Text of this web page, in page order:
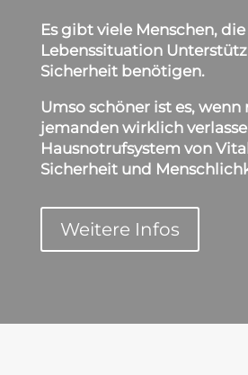
Es gibt viele Menschen,
Lebenssituation
Sicherheit benötigen.
Umso schöner ist es, wenn
jemanden wirklich
Hausnotrufsystem von
Sicherheit und
Weitere Infos